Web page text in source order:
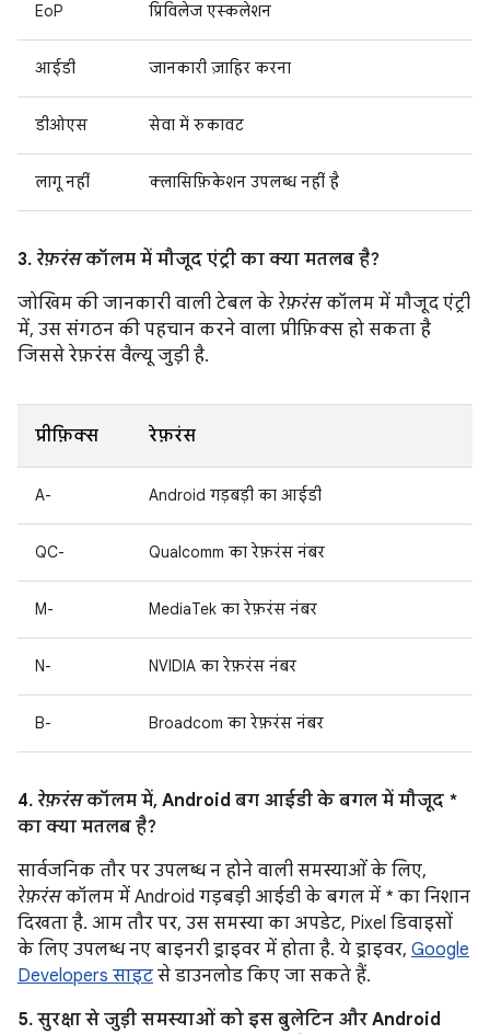
EoP प्रिविलेज एस्कलेशन
आईडी जानकारी ज़ाहिर करना
डीओएस सेवा में रुकावट
लागू नहीं क्लासिफ़िकेशन उपलब्ध नहीं है
3. रेफ़रंसकॉलम में मौजूद एंट्री का क्या मतलब है?
जोखिम की जानकारी वाली टेबल के रेफ़रंसकॉलम में मौजूद एंट्री
में, उस संगठन की पहचान करने वाला प्रीफ़िक्स हो सकता है
जिससे रेफ़रंस वैल्यू जुड़ी है.
प्रीफ़िक्स रेफ़रंस
A- Android गड़बड़ी का आईडी
QC- Qualcomm का रेफ़रंस नंबर
M- MediaTek का रेफ़रंस नंबर
N- NVIDIA का रेफ़रंस नंबर
B- Broadcom का रेफ़रंस नंबर
4. रेफ़रंसकॉलम में, Android बग आईडी के बगल में मौजूद *
का क्या मतलब है?
सार्वजनिक तौर पर उपलब्ध न होने वाली समस्याओं के लिए,
रेफ़रंसकॉलम में Android गड़बड़ी आईडी के बगल में * का निशान
दिखता है. आम तौर पर, उस समस्या का अपडेट, Pixel डिवाइसों
के लिए उपलब्ध नए बाइनरी ड्राइवर में होता है. ये ड्राइवर, Google
Developers साइट से डाउनलोड किए जा सकते हैं.
5. सुरक्षा से जुड़ी समस्याओं को इस बुलेटिन और Android